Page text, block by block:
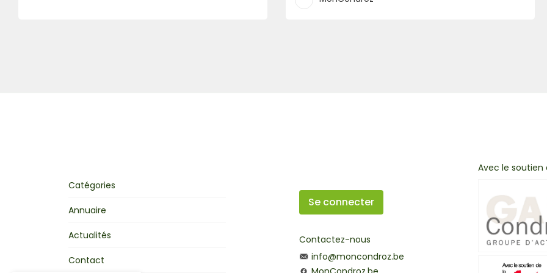
Catégories
Annuaire
Actualités
Contact
Se connecter
Contactez-nous
info@moncondroz.be
Avec le soutien